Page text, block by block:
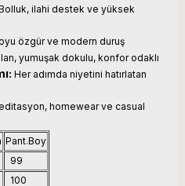
ilahi destek ve yüksek
özgür ve modern duruş
yumuşak dokulu, konfor odaklı
Her adımda niyetini hatırlatan
homewear ve casual
Pant.Boy
99
100